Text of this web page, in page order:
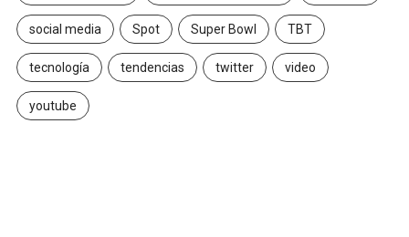
social media Spot Super Bowl TBT
tecnología tendencias twitter video
youtube